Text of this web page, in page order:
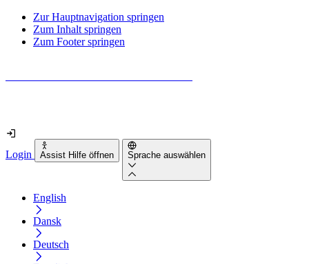
Zur Hauptnavigation springen
Zum Inhalt springen
Zum Footer springen
Login Assist Hilfe öffnen Sprache auswählen
English
Dansk
Deutsch